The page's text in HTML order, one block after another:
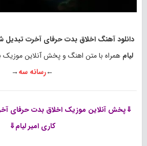
دانلود آهنگ اخلاق بدت حرفای آخرت تبدیل
لیامهمراه با متن اهنگ و پخش آنلاین موزیک
←رسانه سه→
⇓پخش آنلاین موزیک اخلاق بدت حرفای
کاری امیر لیام⇓